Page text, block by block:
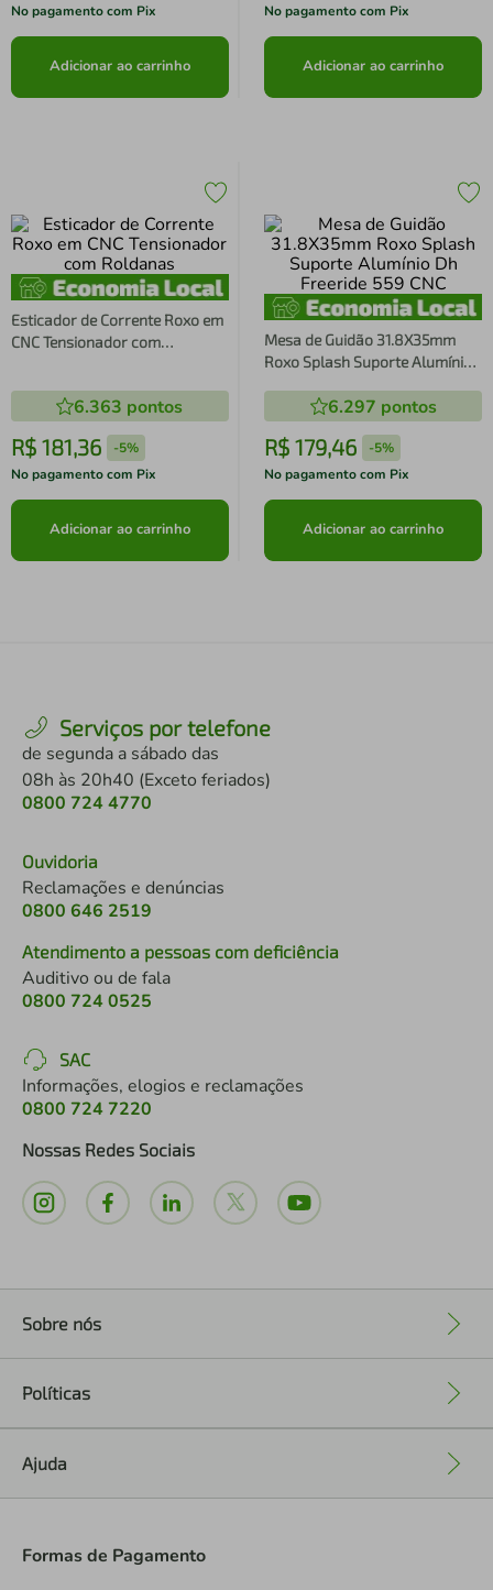
No pagamento com Pix
Adicionar ao carrinho
No pagamento com Pix
Adicionar ao carrinho
Esticador de Corrente Roxo em
CNC Tensionador com
6.363 pontos
R$ 181,36 -5%
No pagamento com Pix
Adicionar ao carrinho
Mesa de Guidão 31.8X35mm
Roxo Splash Suporte Alumínio
6.297 pontos
R$ 179,46 -5%
No pagamento com Pix
Adicionar ao carrinho
Serviços por telefone
de segunda a sábado das
08h às 20h40 (Exceto feriados)
0800 724 4770
Ouvidoria
Reclamações e denúncias
0800 646 2519
Atendimento a pessoas com deficiência
Auditivo ou de fala
0800 724 0525
SAC
Informações, elogios e reclamações
0800 724 7220
Nossas Redes Sociais
Sobre nós
Políticas
Ajuda
Formas de Pagamento